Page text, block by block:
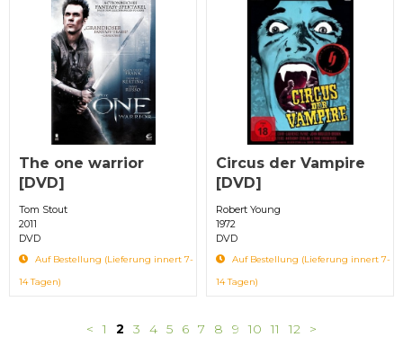
The one warrior
[DVD]
Tom Stout
2011
DVD
Auf Bestellung (Lieferung innert 7-
14 Tagen)
Circus der Vampire
[DVD]
Robert Young
1972
DVD
Auf Bestellung (Lieferung innert 7-
14 Tagen)
< 1 2 3 4 5 6 7 8 9 10 11 12 >